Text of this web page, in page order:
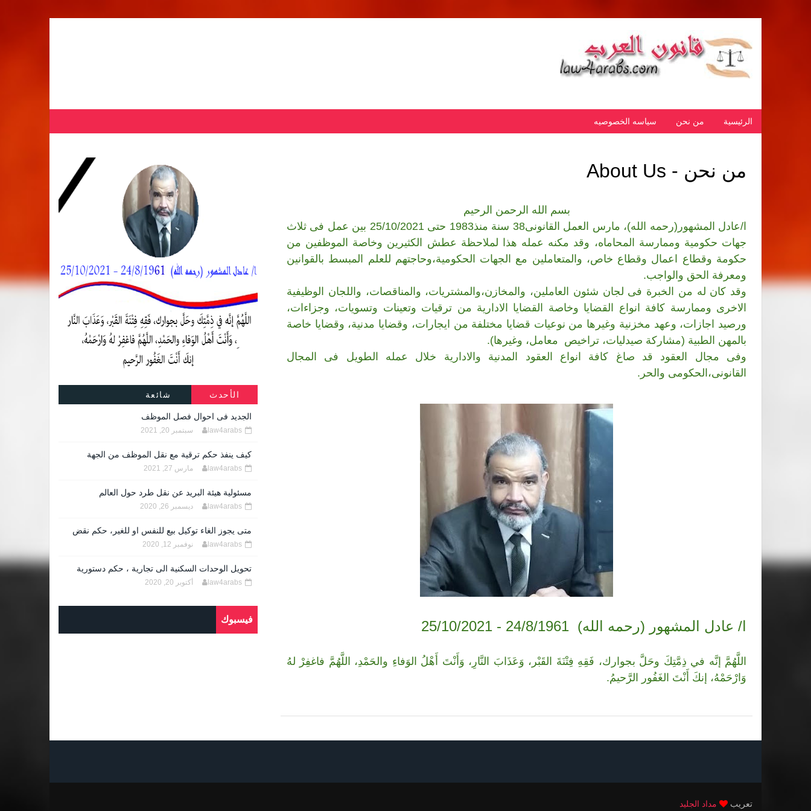
الرئيسية من نحن سياسه الخصوصيه
من نحن - About Us
بسم الله الرحمن الرحيم
ا/عادل المشهور(رحمه الله)، مارس العمل القانونى38 سنة منذ1983 حتى 25/10/2021 بين عمل فى ثلاث
جهات حكومية وممارسة المحاماه، وقد مكنه عمله هذا لملاحظة عطش الكثيرين وخاصة الموظفين من
حكومة وقطاع اعمال وقطاع خاص، والمتعاملين مع الجهات الحكومية،وحاجتهم للعلم المبسط بالقوانين
ومعرفة الحق والواجب.
وقد كان له من الخبرة فى لجان شئون العاملين، والمخازن،والمشتريات، والمناقصات، واللجان الوظيفية
الاخرى وممارسة كافة انواع القضايا وخاصة القضايا الادارية من ترقيات وتعينات وتسويات، وجزاءات،
ورصيد اجازات، وعهد مخزنية وغيرها من نوعيات قضايا مختلفة من ايجارات، وقضايا مدنية، وقضايا خاصة
بالمهن الطبية (مشاركة صيدليات، تراخيص معامل، وغيرها).
وفى مجال العقود قد صاغ كافة انواع العقود المدنية والادارية خلال عمله الطويل فى المجال
القانونى،الحكومى والحر.
ا/ عادل المشهور (رحمه الله)
اللَّهُمَّ إنَّه في ذِمَّتِكَ وحَلَّ بجوارك، فَقِهِ فِتْنَةَ القَبْر، وَعَذَابَ النَّارِ، وَأَنْتَ أَهْلُ الوَفاءِ والحَمْدِ، اللَّهُمَّ فاغفِرْ لهُ
وَارْحَمْهُ، إنكَ أَنْتَ الغَفُور الرَّحيمُ.
الأحدث شائعة
الجديد فى احوال فصل الموظف
law4arabs سبتمبر 20, 2021
كيف ينفذ حكم ترقية مع نقل الموظف من الجهة
law4arabs مارس 27, 2021
مسئولية هيئة البريد عن نقل طرد حول العالم
law4arabs ديسمبر 26, 2020
متى يجوز الغاء توكيل بيع للنفس او للغير، حكم نقض
law4arabs نوفمبر 12, 2020
تحويل الوحدات السكنية الى تجارية ، حكم دستورية
law4arabs أكتوبر 20, 2020
فيسبوك
تعريب مداد الجليد